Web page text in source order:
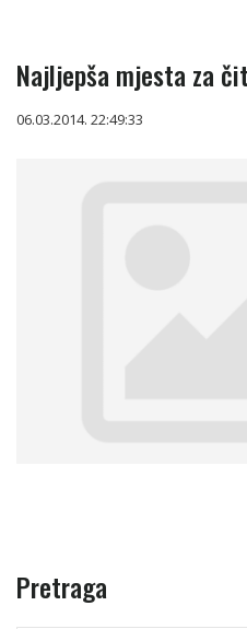
Najljepša mjesta za
06.03.2014. 22:49:33
Pretraga